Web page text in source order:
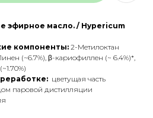
эфирное масло. / Hypericum
компоненты: 2-Метилоктан
(~6.7%), β-кариофиллен (~ 6.4%)*,
цветущая часть
паровой дистилляции